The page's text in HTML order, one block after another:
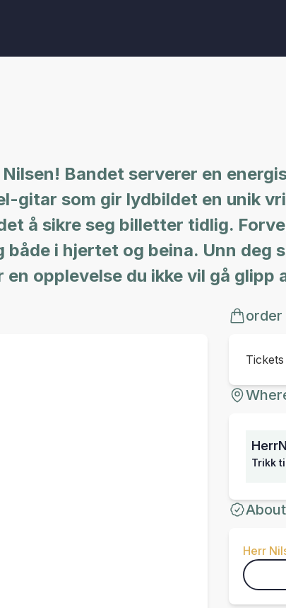
Bandet serverer en
gitar som gir lydbildet en unik
å sikre seg billetter tidlig.
i hjertet og beina. Unn deg
opplevelse du ikke vil gå glipp
order
Trikk
Herr